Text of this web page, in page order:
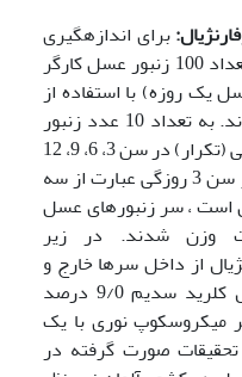
برای اندازه­گیری
رشد و نمو غدد هیپوفارنژیال به تعداد 100 زنبور عسل کارگر
یک روزه) با استفاده از
ماژیک مخصوص، نشانه­گذاری شدند. به تعداد 10 عدد زنبور
عسل کارگر نشاندار شده از هر کلنی (تکرار) در سن 3، 6، 9، 12
و15 روزگی انتخاب شدند. منظور از سن 3 روزگی عبارت از سه
است ، سر زنبورهای عسل
وزن ­شدند. در زیر
از داخل سرها خارج و
آسینی غده­های غوطه­ور در محلول کلرید سدیم 9/0 درصد
میکروسکوپ نوری با یک
صورت گرفته در